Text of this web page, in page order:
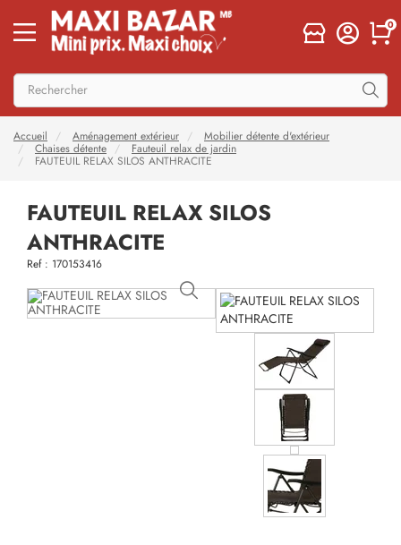
0
Accueil Aménagement extérieur
Mobilier détente d'extérieur
Chaises détente
Fauteuil relax de jardin
FAUTEUIL RELAX SILOS ANTHRACITE
FAUTEUIL RELAX SILOS
ANTHRACITE
Ref : 170153416